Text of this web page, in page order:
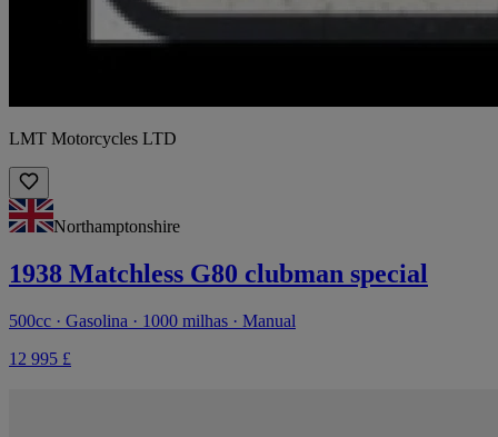
LMT Motorcycles LTD
Northamptonshire
1938 Matchless G80 clubman special
500cc · Gasolina · 1000 milhas · Manual
12 995 £